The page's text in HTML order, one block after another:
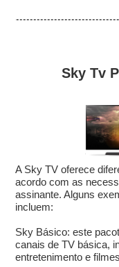
Sky Tv
A Sky TV oferece
acordo com as
assinante. Alguns
incluem:
Sky Básico: este
canais de TV básica,
entretenimento e